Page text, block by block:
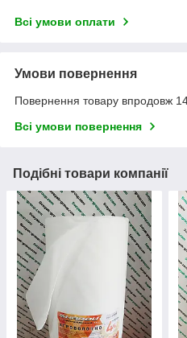
Всі умови оплати
Умови повернення
Повернення товару впродовж
Всі умови повернення
Подібні товари компанії